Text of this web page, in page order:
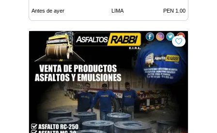
Antes de ayer LIMA PEN 1.00